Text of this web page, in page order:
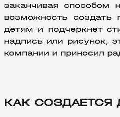
заканчивая способом
возможность создать
детям и подчеркнет
надпись или рисунок,
компании и приносил
КАК СОЗДАЕТСЯ